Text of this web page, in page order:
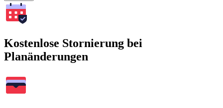
Kostenlose Stornierung bei
Planänderungen